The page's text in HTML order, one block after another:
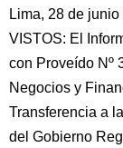
Lima, 28 de
VISTOS: El
con Proveído Nº
Negocios y
Transferencia a
del Gobierno